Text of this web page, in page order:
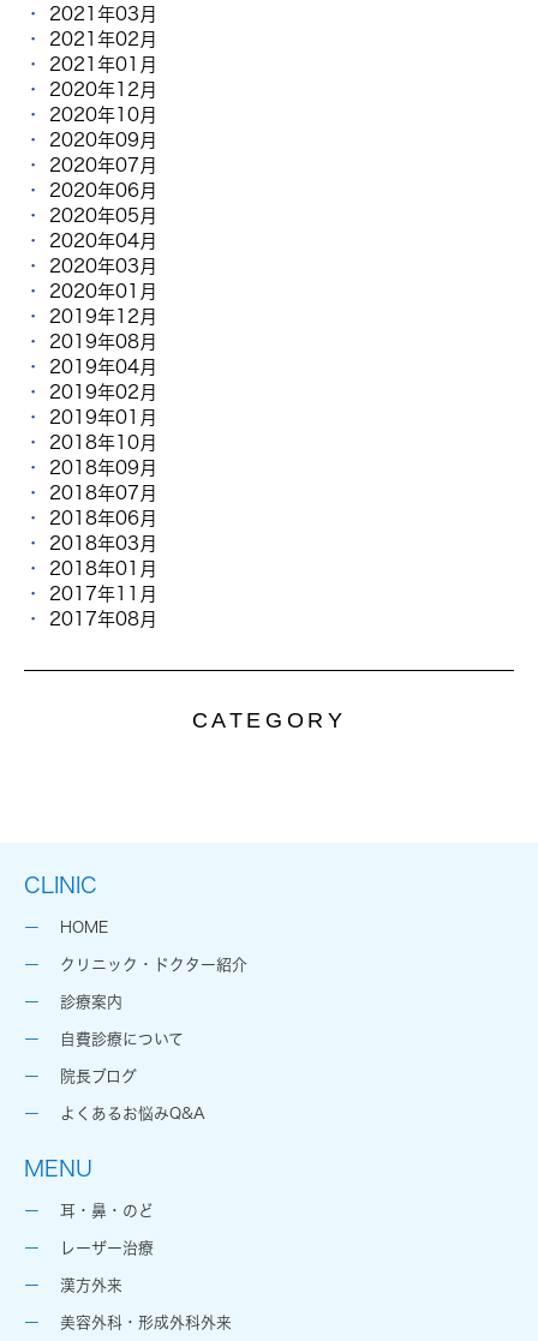
2021年03月
2021年02月
2021年01月
2020年12月
2020年10月
2020年09月
2020年07月
2020年06月
2020年05月
2020年04月
2020年03月
2020年01月
2019年12月
2019年08月
2019年04月
2019年02月
2019年01月
2018年10月
2018年09月
2018年07月
2018年06月
2018年03月
2018年01月
2017年11月
2017年08月
CATEGORY
CLINIC
HOME
クリニック・ドクター紹介
診療案内
自費診療について
院長ブログ
よくあるお悩みQ&A
MENU
耳・鼻・のど
レーザー治療
漢方外来
美容外科・形成外科外来